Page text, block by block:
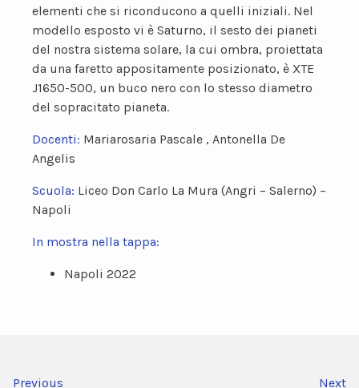
elementi che si riconducono a quelli iniziali. Nel
modello esposto vi è Saturno, il sesto dei pianeti
del nostra sistema solare, la cui ombra, proiettata
da una faretto appositamente posizionato, è XTE
J1650-500, un buco nero con lo stesso diametro
del sopracitato pianeta.
Docenti: Mariarosaria Pascale , Antonella De
Angelis
Scuola: Liceo Don Carlo La Mura (Angri – Salerno) –
Napoli
In mostra nella tappa:
Napoli 2022
Previous Next